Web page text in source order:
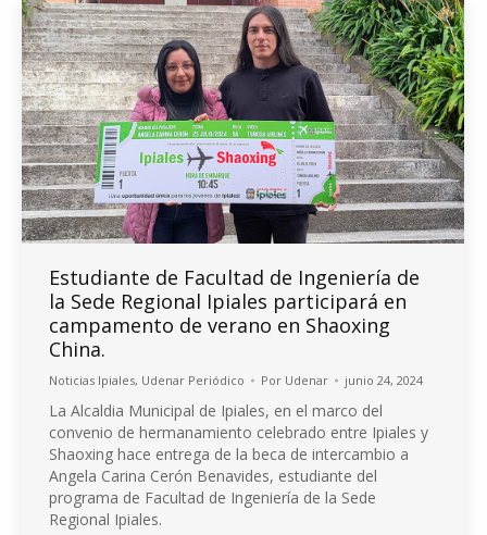
Estudiante de Facultad de Ingeniería de
la Sede Regional Ipiales participará en
campamento de verano en Shaoxing
China.
Noticias Ipiales, Udenar Periódico Por Udenar junio 24, 2024
La Alcaldia Municipal de Ipiales, en el marco del
convenio de hermanamiento celebrado entre Ipiales y
Shaoxing hace entrega de la beca de intercambio a
Angela Carina Cerón Benavides, estudiante del
programa de Facultad de Ingeniería de la Sede
Regional Ipiales.